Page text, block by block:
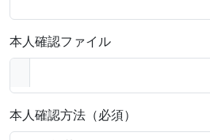
本人確認ファイル
本人確認方法（必須）